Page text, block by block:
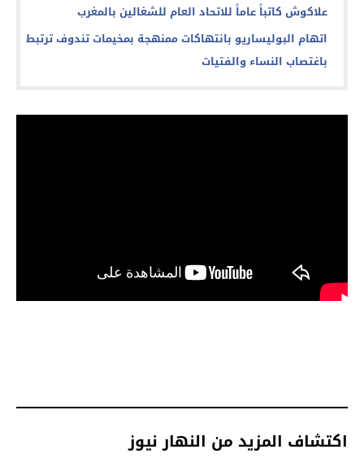
علاكوش كاتباً عاماً للاتحاد العام للشغالين بالمغرب
اتهام البوليساريو بانتهاكات ممنهجة بمخيمات تندوف ترتبط
باغتصاب النساء والفتيات
اكتشاف المزيد من النهار نيوز